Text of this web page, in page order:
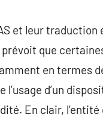
et leur traduction
que
en termes
l’usage d’un
En clair,